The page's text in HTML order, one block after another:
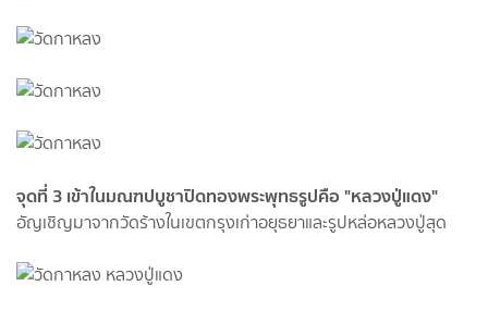
จุดที่ 3 เข้าในมณฑปบูชาปิดทองพระพุทธรูปคือ "หลวงปู่แดง"
อัญเชิญมาจากวัดร้างในเขตกรุงเก่าอยุธยาและรูปหล่อหลวงปู่สุด